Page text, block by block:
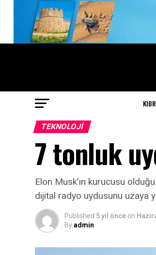
TEKNOLOJI
7 tonluk
Elon Musk’ın kurucusu
dijital radyo uydusunu uzaya
Published 5 yıl önce on
Byadmin